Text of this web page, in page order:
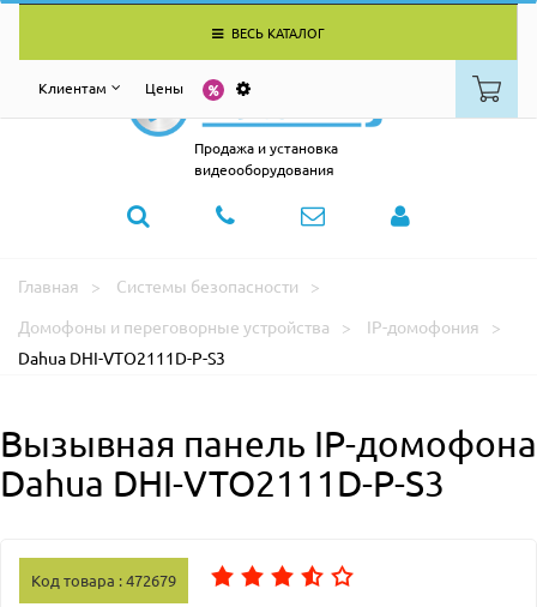
ВЕСЬ КАТАЛОГ
Клиентам Цены
Продажа и установка
видеооборудования
Главная
Системы безопасности
Домофоны и переговорные устройства
IP-домофония
Dahua DHI-VTO2111D-P-S3
Вызывная панель IP-домофона
Dahua DHI-VTO2111D-P-S3
Код товара : 472679